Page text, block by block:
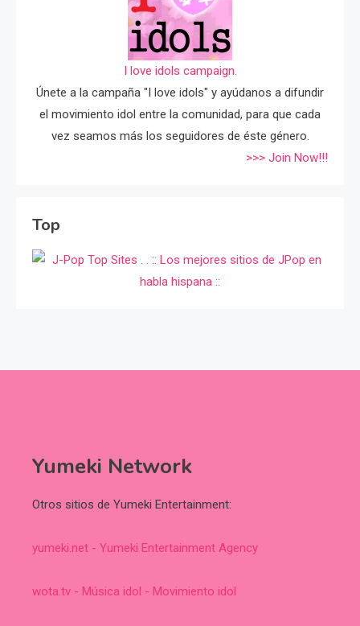
I love idols campaign.
Únete a la campaña "I love idols" y ayúdanos a difundir
el movimiento idol entre la comunidad, para que cada
vez seamos más los seguidores de éste género.
>>> Join Now!!!
Top
Yumeki Network
Otros sitios de Yumeki Entertainment:
yumeki.net - Yumeki Entertainment Agency
wota.tv - Música idol - Movimiento idol